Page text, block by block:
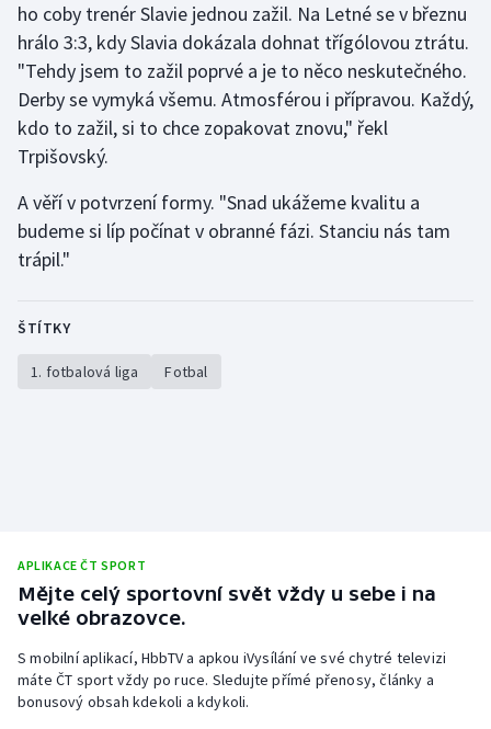
ho coby trenér Slavie jednou zažil. Na Letné se v březnu
hrálo 3:3, kdy Slavia dokázala dohnat třígólovou ztrátu.
"Tehdy jsem to zažil poprvé a je to něco neskutečného.
Derby se vymyká všemu. Atmosférou i přípravou. Každý,
kdo to zažil, si to chce zopakovat znovu," řekl
Trpišovský.
A věří v potvrzení formy. "Snad ukážeme kvalitu a
budeme si líp počínat v obranné fázi. Stanciu nás tam
trápil."
ŠTÍTKY
1. fotbalová liga Fotbal
APLIKACE ČT SPORT
Mějte celý sportovní svět vždy u sebe i na
velké obrazovce.
S mobilní aplikací, HbbTV a apkou iVysílání ve své chytré televizi
máte ČT sport vždy po ruce. Sledujte přímé přenosy, články a
bonusový obsah kdekoli a kdykoli.